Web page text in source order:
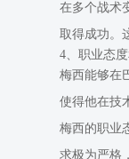
在多个战术
取得成功。
4、职业态
梅西能够在
使得他在技
梅西的职业
求极为严格